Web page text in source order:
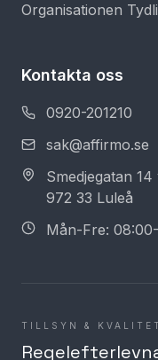
Organisationen
Kontakta oss
0920-201210
sak@affirmo.se
Smedjegatan 14
972 33 Luleå
Mån-Fre:
TILLSYN &